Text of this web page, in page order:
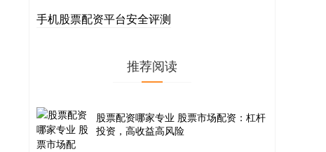
手机股票配资平台安全评测
推荐阅读
股票配资哪家专业 股票市场配资：杠杆
投资，高收益高风险